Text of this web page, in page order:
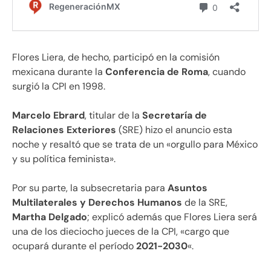
Flores Liera, de hecho, participó en la comisión
mexicana durante la Conferencia de Roma, cuando
surgió la CPI en 1998.
Marcelo Ebrard, titular de la Secretaría de
Relaciones Exteriores (SRE) hizo el anuncio esta
noche y resaltó que se trata de un «orgullo para México
y su política feminista».
Por su parte, la subsecretaria para Asuntos
Multilaterales y Derechos Humanos de la SRE,
Martha Delgado; explicó además que Flores Liera será
una de los dieciocho jueces de la CPI, «cargo que
ocupará durante el período2021-2030«.